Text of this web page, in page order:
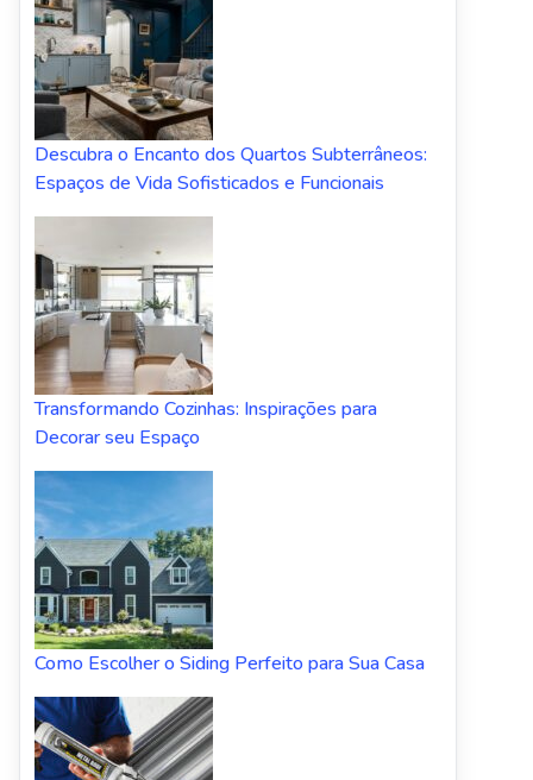
Descubra o Encanto dos Quartos Subterrâneos:
Espaços de Vida Sofisticados e Funcionais
Transformando Cozinhas: Inspirações para
Decorar seu Espaço
Como Escolher o Siding Perfeito para Sua Casa